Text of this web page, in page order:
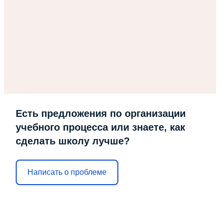
Есть предложения по организации
учебного процесса или знаете, как
сделать школу лучше?
Написать о проблеме